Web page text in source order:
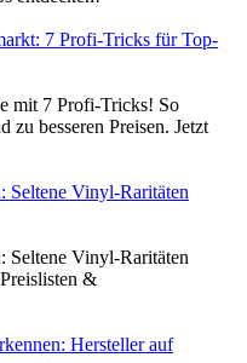
7 Profi-Tricks für Top-
mit 7 Profi-Tricks! So
zu besseren Preisen. Jetzt
Seltene Vinyl-Raritäten
Seltene Vinyl-Raritäten
&
Hersteller auf